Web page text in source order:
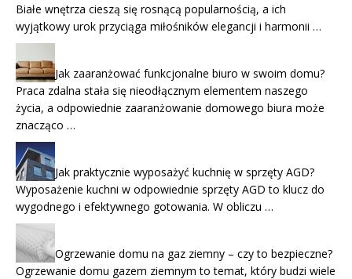
Białe wnętrza cieszą się rosnącą popularnością, a ich
wyjątkowy urok przyciąga miłośników elegancji i harmonii …
Jak zaaranżować funkcjonalne biuro w swoim domu?
Praca zdalna stała się nieodłącznym elementem naszego
życia, a odpowiednie zaaranżowanie domowego biura może
znacząco …
Jak praktycznie wyposażyć kuchnię w sprzęty AGD?
Wyposażenie kuchni w odpowiednie sprzęty AGD to klucz do
wygodnego i efektywnego gotowania. W obliczu …
Ogrzewanie domu na gaz ziemny – czy to bezpieczne?
Ogrzewanie domu gazem ziemnym to temat, który budzi wiele